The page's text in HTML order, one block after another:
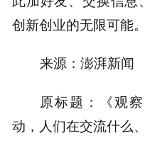
创新创业的无限可能。
来源：澎湃新闻
原标题：《观
动，人们在交流什么